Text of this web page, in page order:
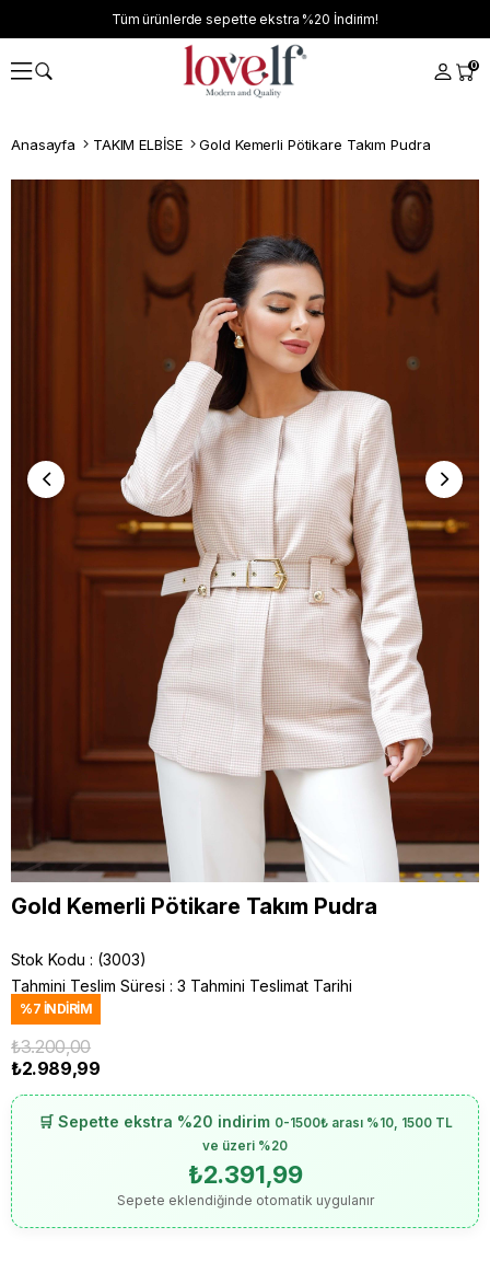
Tüm ürünlerde sepette ekstra %20 İndirim!
0
Anasayfa TAKIM ELBİSE Gold Kemerli Pötikare Takım Pudra
Gold Kemerli Pötikare Takım Pudra
Stok Kodu
(3003)
Tahmini Teslim Süresi : 3 Tahmini Teslimat Tarihi
%7 İNDIRIM
₺3.200,00
₺2.989,99
🛒 Sepette ekstra %20 indirim 0-1500₺ arası %10, 1500 TL
ve üzeri %20
₺2.391,99
Sepete eklendiğinde otomatik uygulanır